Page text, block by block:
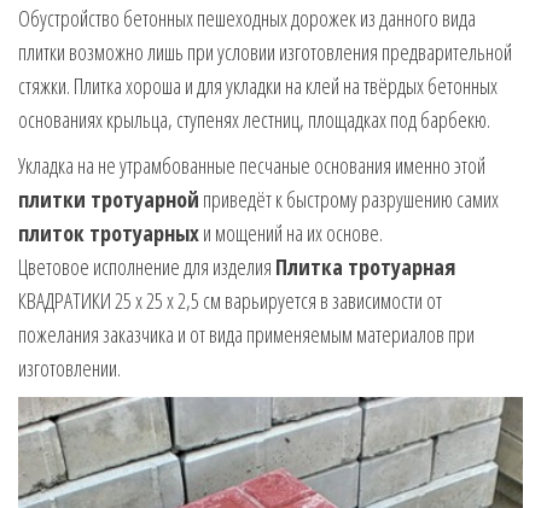
Обустройство бетонных пешеходных дорожек из данного вида
плитки возможно лишь при условии изготовления предварительной
стяжки. Плитка хороша и для укладки на клей на твёрдых бетонных
основаниях крыльца, ступенях лестниц, площадках под барбекю.
Укладка на не утрамбованные песчаные основания именно этой
плитки тротуарной приведёт к быстрому разрушению самих
плиток тротуарныхи мощений на их основе.
Цветовое исполнение для изделия Плитка тротуарная
КВАДРАТИКИ 25 х 25 х 2,5 см варьируется в зависимости от
пожелания заказчика и от вида применяемым материалов при
изготовлении.